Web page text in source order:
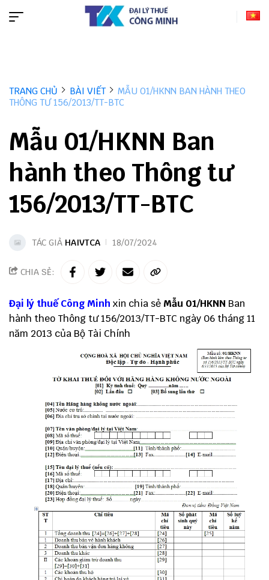
TRANG CHỦ BÀI VIẾT
MẪU 01/HKNN BAN HÀNH THEO
THÔNG TƯ 156/2013/TT-BTC
Mẫu 01/HKNN Ban
hành theo Thông tư
156/2013/TT-BTC
TÁC GIẢ HAIVTCA 18/07/2024
CHIA SẺ:
Đại lý thuế Công Minh xin chia sẻ Mẫu 01/HKNN Ban
hành theo Thông tư 156/2013/TT-BTC ngày 06 tháng 11
năm 2013 của Bộ Tài Chính